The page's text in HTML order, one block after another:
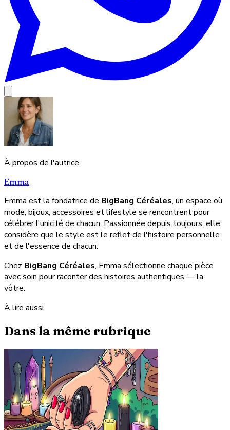
À propos de l'autrice
Emma
Emma est la fondatrice de BigBang Céréales, un espace où
mode, bijoux, accessoires et lifestyle se rencontrent pour
célébrer l'unicité de chacun. Passionnée depuis toujours, elle
considère que le style est le reflet de l'histoire personnelle
et de l'essence de chacun.
Chez BigBang Céréales, Emma sélectionne chaque pièce
avec soin pour raconter des histoires authentiques — la
vôtre.
À lire aussi
Dans la même rubrique